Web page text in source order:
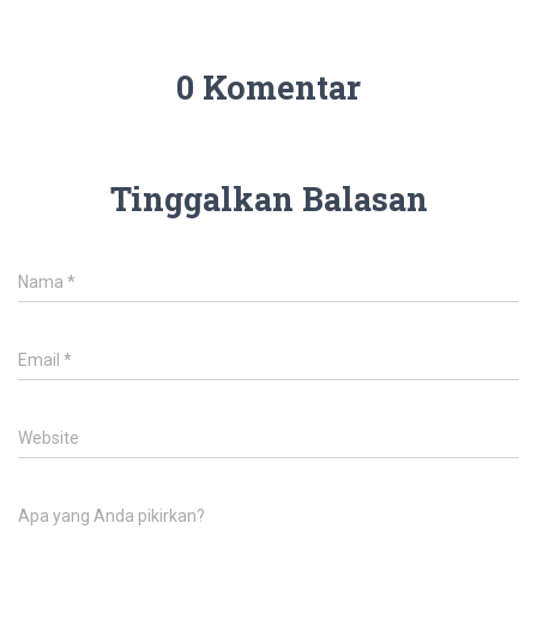
0 Komentar
Tinggalkan Balasan
Nama *
Email *
Website
Apa yang Anda pikirkan?